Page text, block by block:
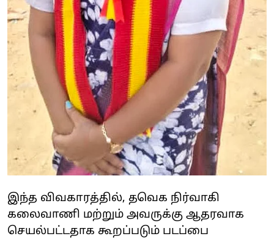
இந்த விவகாரத்தில், தவெக நிர்வாகி
கலைவாணி மற்றும் அவருக்கு ஆதரவாக
செயல்பட்டதாக கூறப்படும் படப்பை